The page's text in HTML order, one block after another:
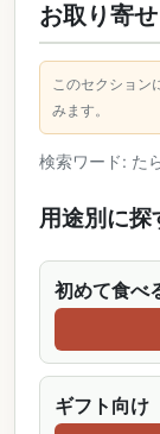
お取り寄
このセクション
みます。
検索ワード: た
用途別に探
初めて食べ
ギフト向け